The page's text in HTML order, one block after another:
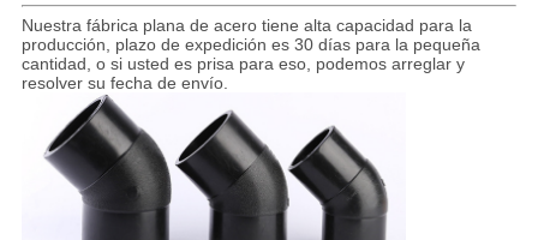
Nuestra fábrica plana de acero tiene alta capacidad para la
producción, plazo de expedición es 30 días para la pequeña
cantidad, o si usted es prisa para eso, podemos arreglar y
resolver su fecha de envío.